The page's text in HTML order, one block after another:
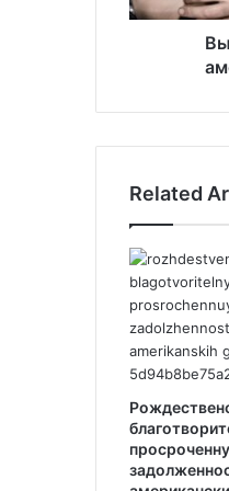
л
р
б
и
л
а
е
а
н
ц
а
Related